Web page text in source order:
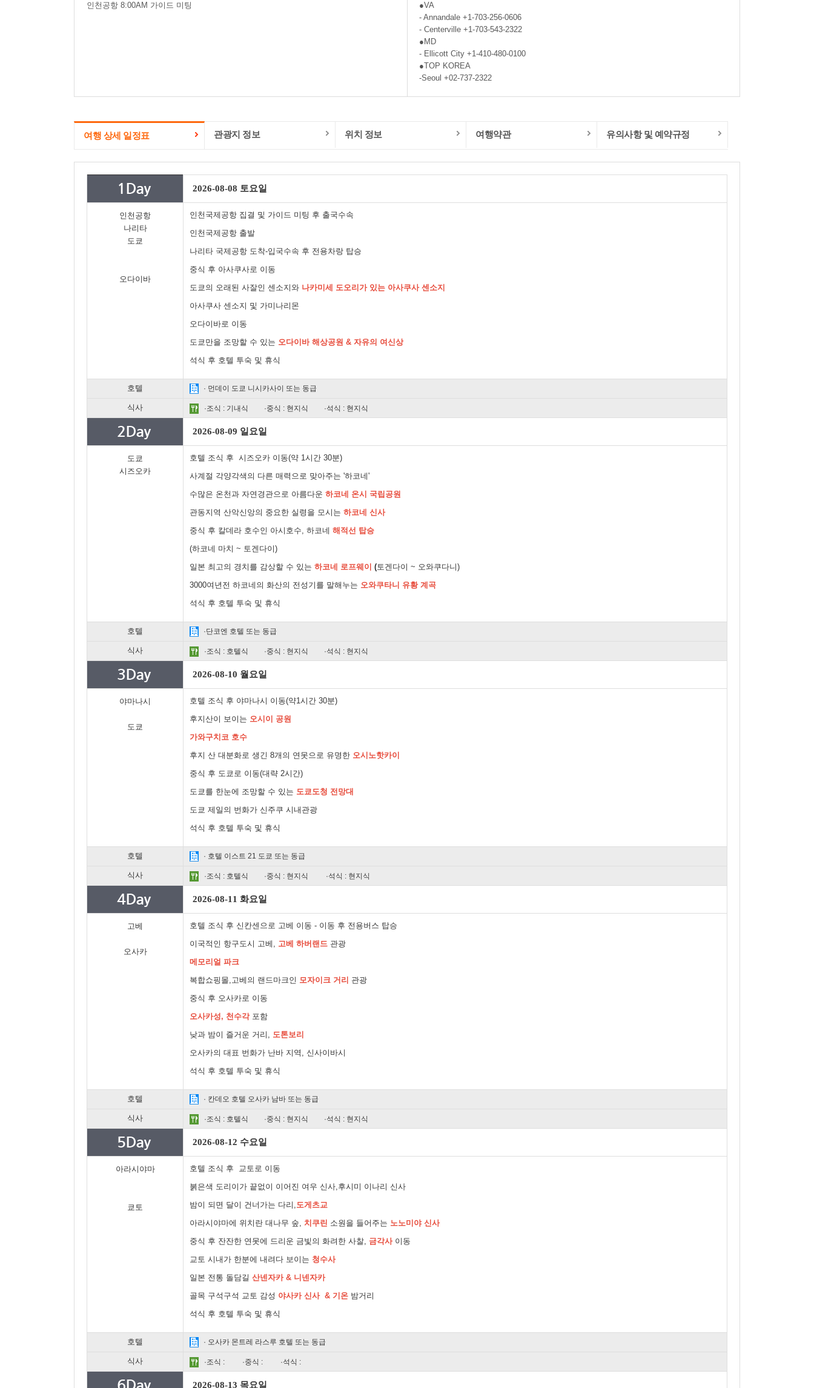
인천공항 8:00AM 가이드 미팅
●VA
- Annandale +1-703-256-0606
- Centerville +1-703-543-2322
●MD
- Ellicott City +1-410-480-0100
●TOP KOREA
-Seoul +02-737-2322
여행 상세 일정표 관광지 정보 위치 정보 여행약관 유의사항 및 예약규정
2026-08-08 토요일
인천공항
나리타
도쿄
오다이바
인천국제공항 집결 및 가이드 미팅 후 출국수속
인천국제공항 출발
나리타 국제공항 도착-입국수속 후 전용차랑 탑승
중식 후 아사쿠사로 이동
도쿄의 오래된 사잘인 센소지와 나카미세 도오리가 있는 아사쿠사 센소지
아사쿠사 센소지 및 가미나리몬
오다이바로 이동
도쿄만을 조망할 수 있는 오다이바 해상공원 & 자유의 여신상
석식 후 호텔 투숙 및 휴식
호텔 · 먼데이 도쿄 니시카사이 또는 동급
식사 ·조식 : 기내식 ·중식 : 현지식 ·석식 : 현지식
2026-08-09 일요일
도쿄
시즈오카
호텔 조식 후 시즈오카 이동(약 1시간 30분)
사계절 각양각색의 다른 매력으로 맞아주는 '하코네'
수많은 온천과 자연경관으로 아름다운 하코네 온시 국립공원
관동지역 산악신앙의 중요한 실령을 모시는 하코네 신사
중식 후 칼데라 호수인 아시호수, 하코네 해적선 탑승
(하코네 마치 ~ 토겐다이)
일본 최고의 경치를 감상할 수 있는 하코네 로프웨이 (토겐다이 ~ 오와쿠다니)
3000여년전 하코네의 화산의 전성기를 말해누는 오와쿠타니 유황 계곡
석식 후 호텔 투숙 및 휴식
호텔 ·단코엔 호텔 또는 동급
식사 ·조식 : 호텔식 ·중식 : 현지식 ·석식 : 현지식
2026-08-10 월요일
야마나시
도쿄
호텔 조식 후 야마나시 이동(약1시간 30분)
후지산이 보이는 오시이 공원
가와구치코 호수
후지 산 대분화로 생긴 8개의 연못으로 유명한 오시노핫카이
중식 후 도쿄로 이동(대략 2시간)
도쿄를 한눈에 조망할 수 있는 도쿄도청 전망대
도쿄 제일의 번화가 신주쿠 시내관광
석식 후 호텔 투숙 및 휴식
호텔 · 호텔 이스트 21 도쿄 또는 동급
식사 ·조식 : 호텔식 ·중식 : 현지식 ·석식 : 현지식
2026-08-11 화요일
고베
오사카
호텔 조식 후 신칸센으로 고베 이동 - 이동 후 전용버스 탑승
이국적인 항구도시 고베, 고베 하버랜드 관광
메모리얼 파크
복합쇼핑몰,고베의 랜드마크인 모자이크 거리 관광
중식 후 오사카로 이동
오사카성, 천수각 포함
낮과 밤이 즐거운 거리, 도톤보리
오사카의 대표 번화가 난바 지역, 신사이바시
석식 후 호텔 투숙 및 휴식
호텔 · 칸데오 호텔 오사카 남바 또는 동급
식사 ·조식 : 호텔식 ·중식 : 현지식 ·석식 : 현지식
2026-08-12 수요일
아라시야마
쿄토
호텔 조식 후 교토로 이동
붉은색 도리이가 끝없이 이어진 여우 신사,후시미 이나리 신사
밤이 되면 달이 건너가는 다리,도게츠교
아라시야마에 위치란 대나무 숲, 치쿠린 소원을 들어주는 노노미야 신사
중식 후 잔잔한 연못에 드리운 금빛의 화려한 사찰, 금각사 이동
교토 시내가 한분에 내려다 보이는 청수사
일본 전통 돌담길 산넨자카 & 니넨자카
골목 구석구석 교토 감성 야사카 신사 & 기온 밤거리
석식 후 호텔 투숙 및 휴식
호텔 · 오사카 몬트레 라스루 호텔 또는 동급
식사 ·조식 : ·중식 : ·석식 :
2026-08-13 목요일